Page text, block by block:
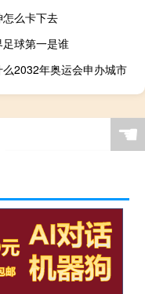
怎么卡下去
足球第一是谁
么2032年奥运会申办城市
手游散仙装备器灵值
总成绩一样怎么办 ☚